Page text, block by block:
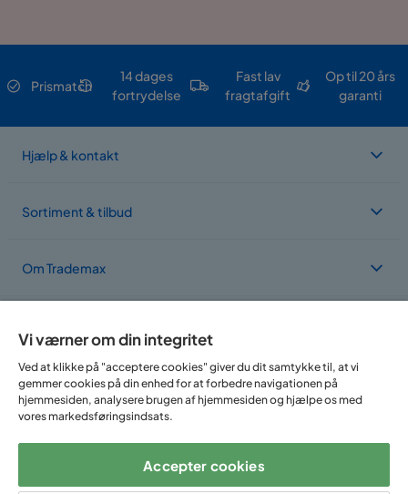
Prismatch
14 dages
fortrydelse
Fast lav
fragtafgift
Op til 20 års
garanti
Hjælp & kontakt
Sortiment & tilbud
Om Trademax
Vi findes i flere forskellige lande
Følg os på:
Vi værner om din integritet
Ved at klikke på "acceptere cookies" giver du dit samtykke til, at vi
gemmer cookies på din enhed for at forbedre navigationen på
hjemmesiden, analysere brugen af hjemmesiden og hjælpe os med
vores markedsføringsindsats.
Accepter cookies